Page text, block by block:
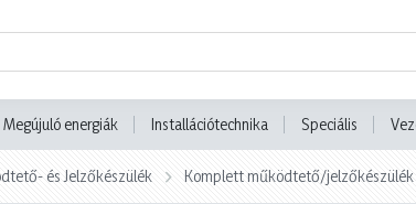
energiák Installációtechnika Speciális
és Jelzőkészülék Komplett működtető/jelzőkészülék